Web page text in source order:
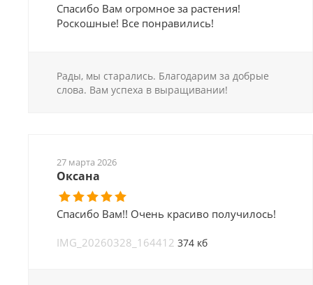
Спасибо Вам огромное за растения!
Роскошные! Все понравились!
Рады, мы старались. Благодарим за добрые
слова. Вам успеха в выращивании!
27 марта 2026
Оксана
Спасибо Вам!! Очень красиво получилось!
IMG_20260328_164412 374 кб